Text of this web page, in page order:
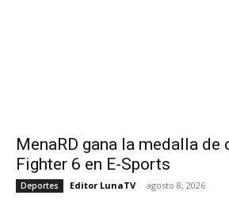
MenaRD gana la medalla de
Fighter 6 en E-Sports
Deportes Editor LunaTV - agosto 8, 2026